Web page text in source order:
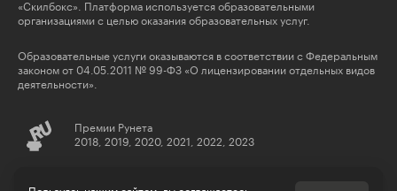
«Скилбокс». Платформа используется образовательными
организациями с целью оказания образовательных услуг.
Образовательные услуги оказываются в соответствии с Федеральным
законом от 04.05.2011 № 99-ФЗ «О лицензировании отдельных видов
деятельности».
Премии Рунета
2018, 2019, 2020, 2021, 2022, 2023